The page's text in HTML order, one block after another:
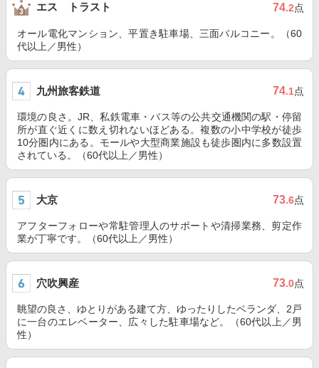
エス トラスト 74.2点
オール電化マンション、平置き駐車場、三面バルコニー。（60
代以上／男性）
九州旅客鉄道 74.1点
環境の良さ。JR、私鉄電車・バス等の公共交通機関の駅・停留
所が直ぐ近くに数え切れないほどある。複数の小中学校が徒歩
10分圏内にある。モールや大型商業施設も徒歩圏内に多数設置
されている。（60代以上／男性）
大京 73.6点
アフターフォローや常駐管理人のサポートや清掃業務、剪定作
業が丁寧です。（60代以上／男性）
穴吹興産 73.0点
眺望の良さ、ゆとりがある建て方、ゆったりしたベランダ、2戸
に一台のエレベーター、広々した駐車場など。（60代以上／男
性）